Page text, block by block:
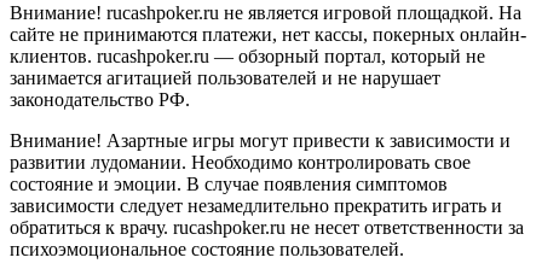
Внимание! rucashpoker.ru не является игровой площадкой. На
сайте не принимаются платежи, нет кассы, покерных онлайн-
клиентов. rucashpoker.ru — обзорный портал, который не
занимается агитацией пользователей и не нарушает
законодательство РФ.
Внимание! Азартные игры могут привести к зависимости и
развитии лудомании. Необходимо контролировать свое
состояние и эмоции. В случае появления симптомов
зависимости следует незамедлительно прекратить играть и
обратиться к врачу. rucashpoker.ru не несет ответственности за
психоэмоциональное состояние пользователей.